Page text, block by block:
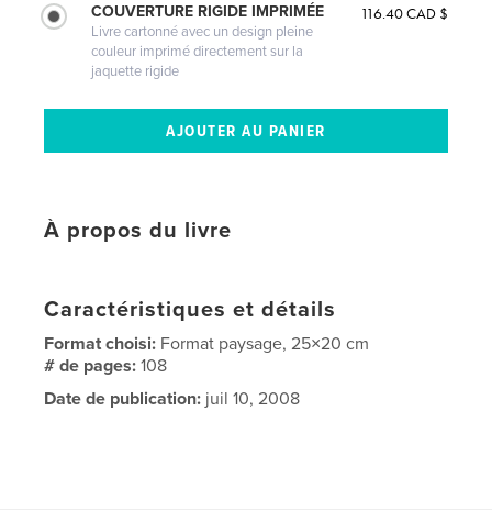
COUVERTURE RIGIDE IMPRIMÉE
Livre cartonné avec un design pleine
couleur imprimé directement sur la
jaquette rigide
116.40 CAD $
À propos du livre
Caractéristiques et détails
Format choisi: Format paysage, 25×20 cm
# de pages:108
Date de publication: juil 10, 2008